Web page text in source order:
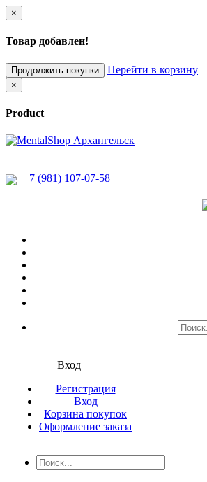
×
Товар добавлен!
Продолжить покупки Перейти в корзину
×
Product
+7 (981) 107-07-58
Вход
Регистрация
Вход
Корзина покупок
Оформление заказа